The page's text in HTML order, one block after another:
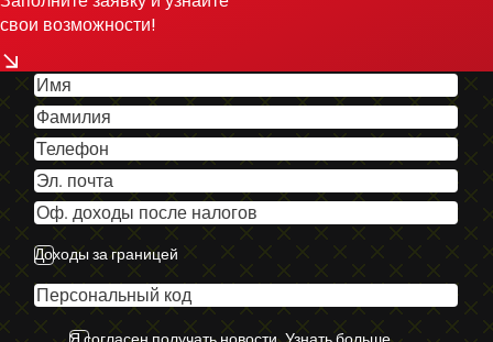
-Kruīza kontrole.
-Lietus sensors.
-IsoFix sēdeklīšu stiprinājumi.
-U.C Ekstras
свои возможности!
Доходы за границей